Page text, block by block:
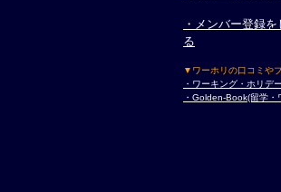
・メンバー登録
る
▼ワーホリの口コミや
・ワーキング・ホリ
・Golden-Book(留学・